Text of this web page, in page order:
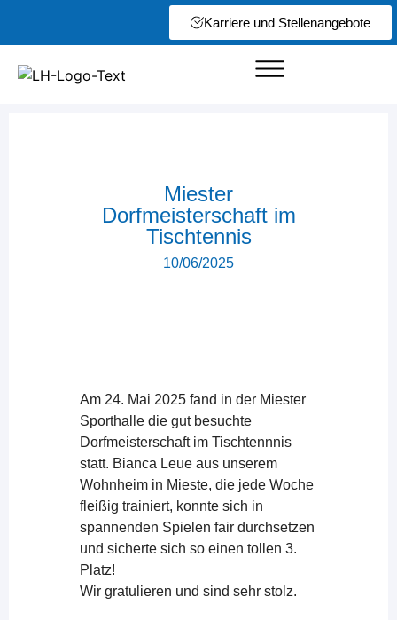
Karriere und Stellenangebote
Miester
Dorfmeisterschaft im
Tischtennis
10/06/2025
Am 24. Mai 2025 fand in der Miester
Sporthalle die gut besuchte
Dorfmeisterschaft im Tischtennnis
statt. Bianca Leue aus unserem
Wohnheim in Mieste, die jede Woche
fleißig trainiert, konnte sich in
spannenden Spielen fair durchsetzen
und sicherte sich so einen tollen 3.
Platz!
Wir gratulieren und sind sehr stolz.